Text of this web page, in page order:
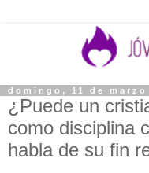
domingo, 11 de marzo
¿Puede un
como disciplina
habla de su fin